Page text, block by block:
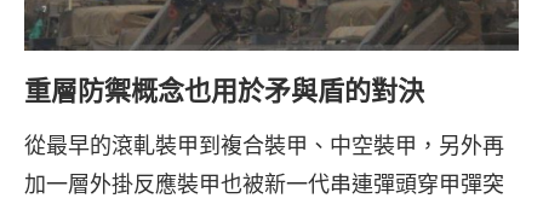
重層防禦概念也用於矛與盾的對決
從最早的滾軋裝甲到複合裝甲、中空裝甲，另外再
加一層外掛反應裝甲也被新一代串連彈頭穿甲彈突